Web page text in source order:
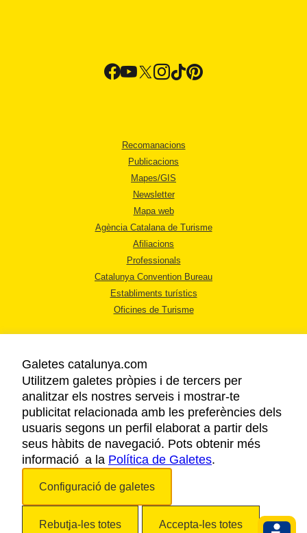
Recomanacions
Publicacions
Mapes/GIS
Newsletter
Mapa web
Agència Catalana de Turisme
Afiliacions
Professionals
Catalunya Convention Bureau
Establiments turístics
Oficines de Turisme
AVÍS LEGAL
POLÍTICA DE PRIVACITAT
COOKIES
ACCESSIBILITAT
Galetes catalunya.com
Utilitzem galetes pròpies i de tercers per
analitzar els nostres serveis i mostrar-te
publicitat relacionada amb les preferències dels
usuaris segons un perfil elaborat a partir dels
seus hàbits de navegació. Pots obtenir més
informació a la Política de Galetes.
Configuració de galetes
Rebutja-les totes Accepta-les totes